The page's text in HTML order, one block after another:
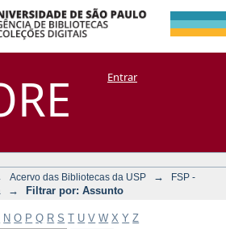
por:
Manakin + CoriscoEntrar
Acervo das Bibliotecas da USP →
FSP -
→ Filtrar por: Assunto
N O P Q R S T U V W X Y Z